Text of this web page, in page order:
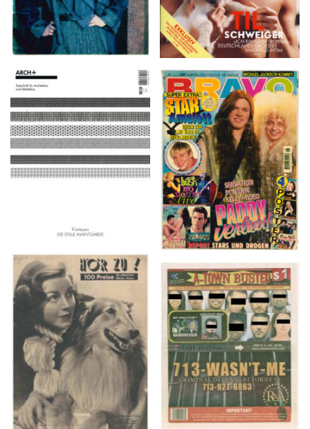
ARCH+ Nr. 226, Herbst
2016
BRAVO – Nr. 8, 13. Febr.
1997
HÖR ZU! – 1949,
NUMMER 10, Woche
vom 27. Februar bis 05.
März
A-TOWN BUSTED –
8/15/16–9/1/16